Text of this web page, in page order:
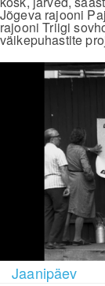
Jõgeva rajooni
rajooni Triigi
väikepuhastite
Jaanipäev